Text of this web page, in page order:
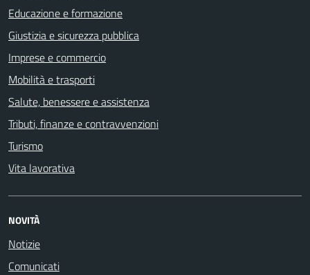
Educazione e formazione
Giustizia e sicurezza pubblica
Imprese e commercio
Mobilità e trasporti
Salute, benessere e assistenza
Tributi, finanze e contravvenzioni
Turismo
Vita lavorativa
NOVITÀ
Notizie
Comunicati